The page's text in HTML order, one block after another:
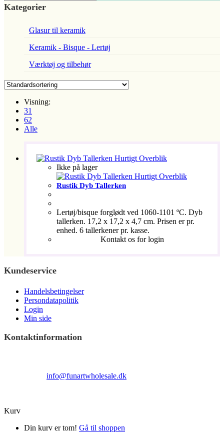
Kategorier
Glasur til keramik
Keramik - Bisque - Lertøj
Værktøj og tilbehør
Visning:
31
62
Alle
Hurtigt Overblik
Ikke på lager
Hurtigt Overblik
Rustik Dyb Tallerken
Lertøj/bisque forglødt ved 1060-1101 ºC. Dyb
tallerken. 17,2 x 17,2 x 4,7 cm. Prisen er pr.
enhed. 6 tallerkener pr. kasse.
Kontakt os for login
Kundeservice
Handelsbetingelser
Persondatapolitik
Login
Min side
Kontaktinformation
info@funartwholesale.dk
Kurv
Din kurv er tom! Gå til shoppen